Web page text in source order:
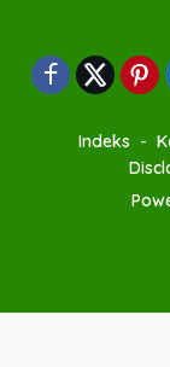
Indeks